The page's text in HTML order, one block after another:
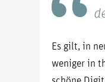
Es gilt, in
weniger in